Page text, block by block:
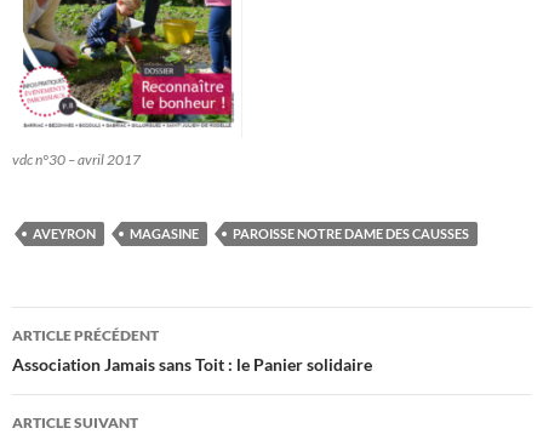
vdc n°30 – avril 2017
AVEYRON MAGASINE PAROISSE NOTRE DAME DES CAUSSES
Navigation
des
articles
ARTICLE PRÉCÉDENT
Association Jamais sans Toit : le Panier solidaire
ARTICLE SUIVANT